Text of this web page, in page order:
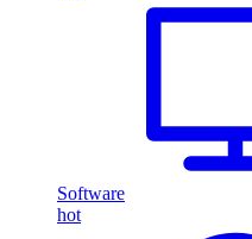
Software
hot